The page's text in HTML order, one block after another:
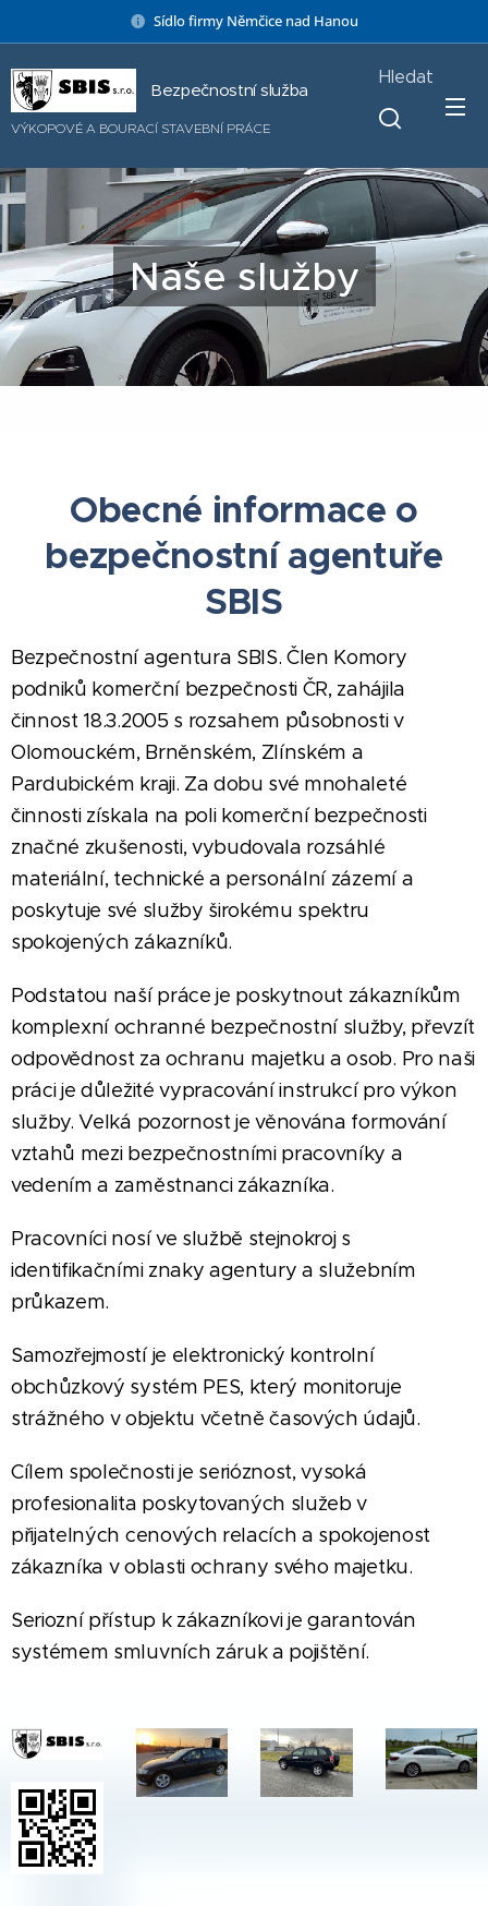
Sídlo firmy Němčice nad Hanou
Bezpečnostní služba
VÝKOPOVÉ A BOURACÍ STAVEBNÍ PRÁCE
Hledat
Naše služby
Obecné informace o
bezpečnostní agentuře
SBIS
Bezpečnostní agentura SBIS. Člen Komory
podniků komerční bezpečnosti ČR, zahájila
činnost 18.3.2005 s rozsahem působnosti v
Olomouckém, Brněnském, Zlínském a
Pardubickém kraji. Za dobu své mnohaleté
činnosti získala na poli komerční bezpečnosti
značné zkušenosti, vybudovala rozsáhlé
materiální, technické a personální zázemí a
poskytuje své služby širokému spektru
spokojených zákazníků.
Podstatou naší práce je poskytnout zákazníkům
komplexní ochranné bezpečnostní služby, převzít
odpovědnost za ochranu majetku a osob. Pro naši
práci je důležité vypracování instrukcí pro výkon
služby. Velká pozornost je věnována formování
vztahů mezi bezpečnostními pracovníky a
vedením a zaměstnanci zákazníka.
Pracovníci nosí ve službě stejnokroj s
identifikačními znaky agentury a služebním
průkazem.
Samozřejmostí je elektronický kontrolní
obchůzkový systém PES, který monitoruje
strážného v objektu včetně časových údajů.
Cílem společnosti je serióznost, vysoká
profesionalita poskytovaných služeb v
přijatelných cenových relacích a spokojenost
zákazníka v oblasti ochrany svého majetku.
Seriozní přístup k zákazníkovi je garantován
systémem smluvních záruk a pojištění.